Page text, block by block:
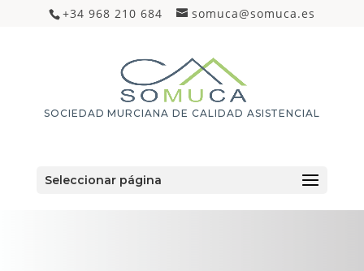
+34 968 210 684 somuca@somuca.es
SOCIEDAD MURCIANA DE CALIDAD ASISTENCIAL
Seleccionar página